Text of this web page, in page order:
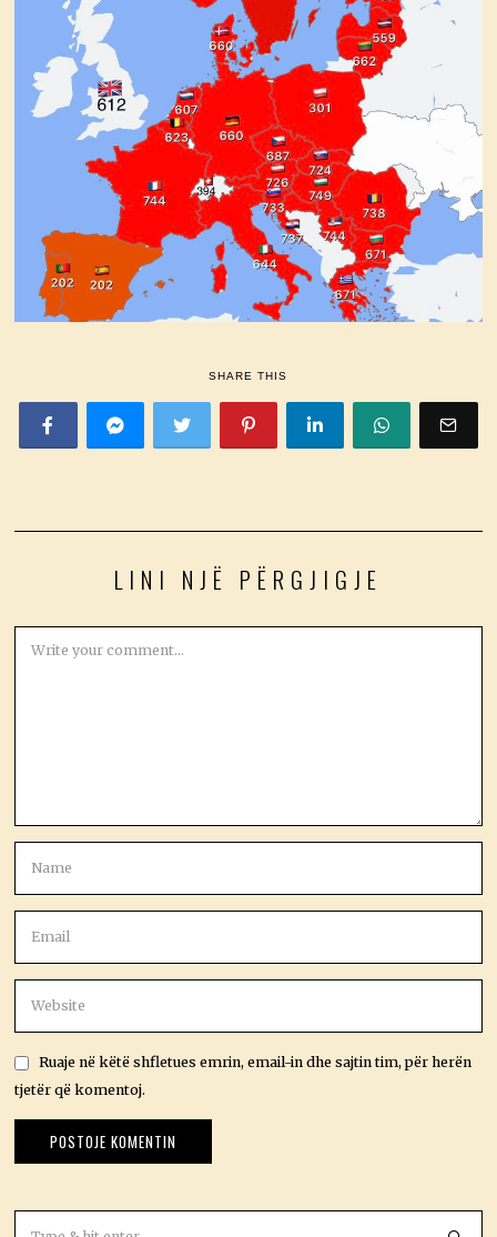
SHARE THIS
LINI NJË PËRGJIGJE
Ruaje në këtë shfletues emrin, email-in dhe sajtin tim, për herën
tjetër që komentoj.